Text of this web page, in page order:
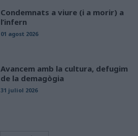
Condemnats a viure (i a morir) a
l’infern
01 agost 2026
Avancem amb la cultura, defugim
de la demagògia
31 juliol 2026